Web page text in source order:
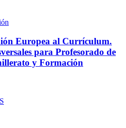
Europea al Currículum.
para Profesorado de
y Formación